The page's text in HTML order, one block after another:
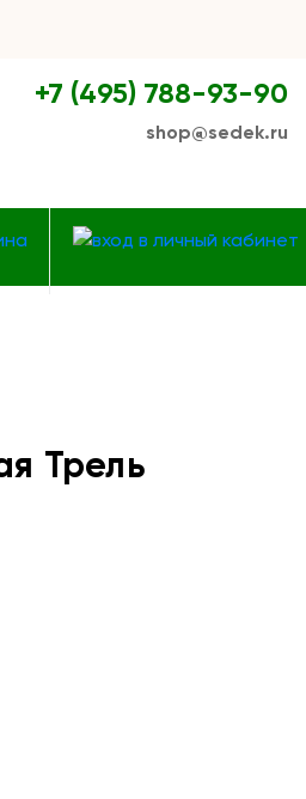
+7 (495) 788-93-90
shop@sedek.ru
Трель